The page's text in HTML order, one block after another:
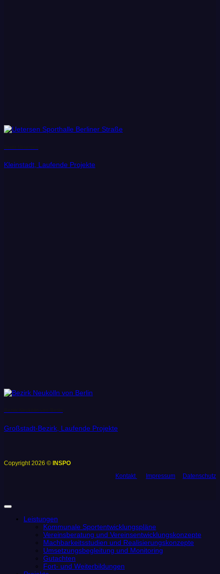
Kleinstadt, Laufende Projekte
Großstadt-Bezirk, Laufende Projekte
Copyright 2026 © INSPO
Kontakt
Impressum Datenschutz
Leistungen
Kommunale Sportentwicklungspläne
Vereinsberatung und Vereinsentwicklungskonzepte
Machbarkeitsstudien und Realisierungskonzepte
Umsetzungsbegleitung und Monitoring
Gutachten
Fort- und Weiterbildungen